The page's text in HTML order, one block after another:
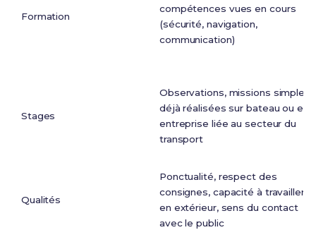
Formation
compétences vues en cours
(sécurité, navigation,
communication)
Stages
Observations, missions simples
déjà réalisées sur bateau ou en
entreprise liée au secteur du
transport
Qualités
Ponctualité, respect des
consignes, capacité à travailler
en extérieur, sens du contact
avec le public